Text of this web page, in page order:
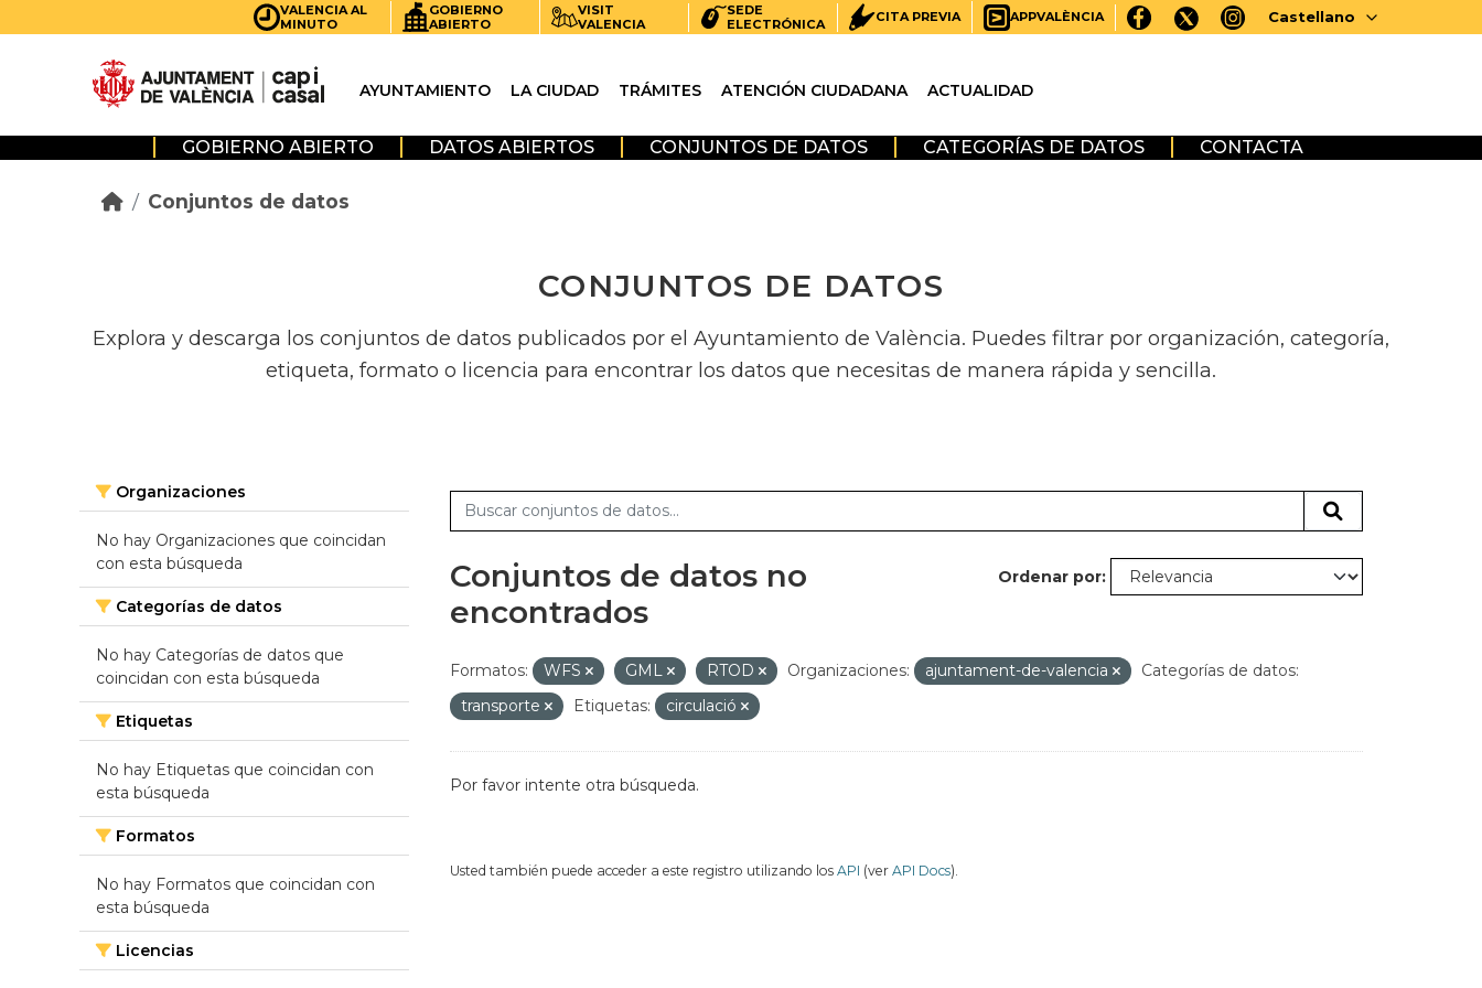
VALENCIA AL
MINUTO
GOBIERNO
ABIERTO
VISIT
VALENCIA
SEDE
ELECTRÓNICA
CITA PREVIA APPVALÈNCIA Castellano
AYUNTAMIENTO LA CIUDAD TRÁMITES ATENCIÓN CIUDADANA ACTUALIDAD
GOBIERNO ABIERTO DATOS ABIERTOS CONJUNTOS DE DATOS CATEGORÍAS DE DATOS CONTACTA
Conjuntos de datos
CONJUNTOS DE DATOS
Explora y descarga los conjuntos de datos publicados por el Ayuntamiento de València. Puedes filtrar por organización, categoría,
etiqueta, formato o licencia para encontrar los datos que necesitas de manera rápida y sencilla.
Organizaciones
No hay Organizaciones que coincidan
con esta búsqueda
Categorías de datos
No hay Categorías de datos que
coincidan con esta búsqueda
Etiquetas
No hay Etiquetas que coincidan con
esta búsqueda
Formatos
No hay Formatos que coincidan con
esta búsqueda
Licencias
Ordenar por
Conjuntos de datos no
encontrados
Formatos: WFS GML RTOD Organizaciones: ajuntament-de-valencia
Categorías de datos:
transporte
Etiquetas: circulació
Por favor intente otra búsqueda.
Usted también puede acceder a este registro utilizando los API (ver API Docs).